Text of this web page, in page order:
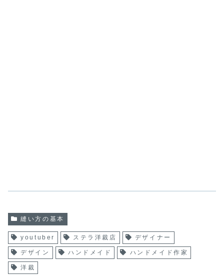
縫い方の基本
youtuber ステラ洋裁店 デザイナー
デザイン ハンドメイド ハンドメイド作家
洋裁